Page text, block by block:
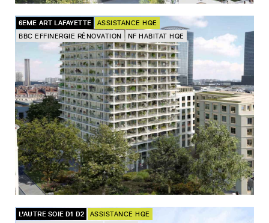
6EME ART LAFAYETTE
ASSISTANCE HQE
BBC EFFINERGIE RÉNOVATION
NF HABITAT HQE
L’AUTRE SOIE D1 D2
ASSISTANCE HQE